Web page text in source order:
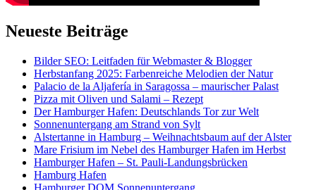
Neueste Beiträge
Bilder SEO: Leitfaden für Webmaster & Blogger
Herbstanfang 2025: Farbenreiche Melodien der Natur
Palacio de la Aljafería in Saragossa – maurischer Palast
Pizza mit Oliven und Salami – Rezept
Der Hamburger Hafen: Deutschlands Tor zur Welt
Sonnenuntergang am Strand von Sylt
Alstertanne in Hamburg – Weihnachtsbaum auf der Alster
Mare Frisium im Nebel des Hamburger Hafen im Herbst
Hamburger Hafen – St. Pauli-Landungsbrücken
Hamburg Hafen